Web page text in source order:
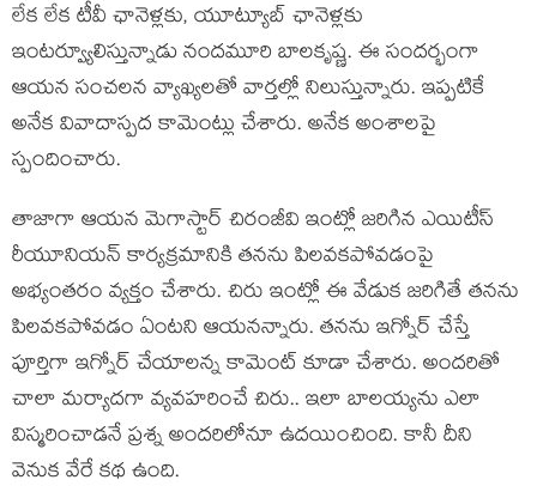
లేక లేక టీవీ ఛానెళ్లకు, యూట్యూబ్ ఛానెళ్లకు
ఇంటర్వ్యూలిస్తున్నాడు నందమూరి బాలకృష్ణ. ఈ సందర్భంగా
ఆయన సంచలన వ్యాఖ్యలతో వార్తల్లో నిలుస్తున్నారు. ఇప్పటికే
అనేక వివాదాస్పద కామెంట్లు చేశారు. అనేక అంశాలపై
స్పందించారు.
తాజాగా ఆయన మెగాస్టార్ చిరంజీవి ఇంట్లో జరిగిన ఎయిటీస్
రీయూనియన్ కార్యక్రమానికి తనను పిలవకపోవడంపై
అభ్యంతరం వ్యక్తం చేశారు. చిరు ఇంట్లో ఈ వేడుక జరిగితే తనను
పిలవకపోవడం ఏంటని ఆయనన్నారు. తనను ఇగ్నోర్ చేస్తే
పూర్తిగా ఇగ్నోర్ చేయాలన్న కామెంట్ కూడా చేశారు. అందరితో
చాలా మర్యాదగా వ్యవహరించే చిరు.. ఇలా బాలయ్యను ఎలా
విస్మరించాడనే ప్రశ్న అందరిలోనూ ఉదయించింది. కానీ దీని
వెనుక వేరే కథ ఉంది.